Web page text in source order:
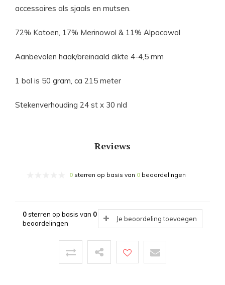
accessoires als sjaals en mutsen.
72% Katoen, 17% Merinowol & 11% Alpacawol
Aanbevolen haak/breinaald dikte 4-4,5 mm
1 bol is 50 gram, ca 215 meter
Stekenverhouding 24 st x 30 nld
Reviews
0 sterren op basis van 0 beoordelingen
0sterren op basis van 0
beoordelingen
Je beoordeling toevoegen